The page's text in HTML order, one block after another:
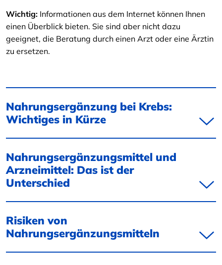
Wichtig: Informationen aus dem Internet können Ihnen
einen Überblick bieten. Sie sind aber nicht dazu
geeignet, die Beratung durch einen Arzt oder eine Ärztin
zu ersetzen.
Nahrungsergänzung bei Krebs:
Wichtiges in Kürze
Nahrungsergänzungsmittel und
Arzneimittel: Das ist der
Unterschied
Risiken von
Nahrungsergänzungsmitteln